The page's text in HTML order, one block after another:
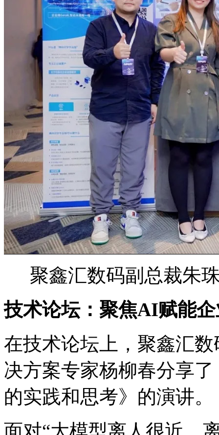
聚鑫汇数码副总裁朱
技术论坛：聚焦AI赋能
在技术论坛上，聚鑫
决方案专家杨柳春分享
的实践和思考》的演讲。